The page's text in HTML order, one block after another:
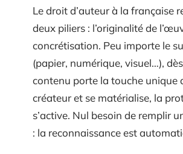
Le droit d’auteur à la française
deux piliers : l’originalité de
concrétisation. Peu importe le
(papier, numérique, visuel…),
contenu porte la touche unique
créateur et se matérialise, la
s’active. Nul besoin de remplir
: la reconnaissance est